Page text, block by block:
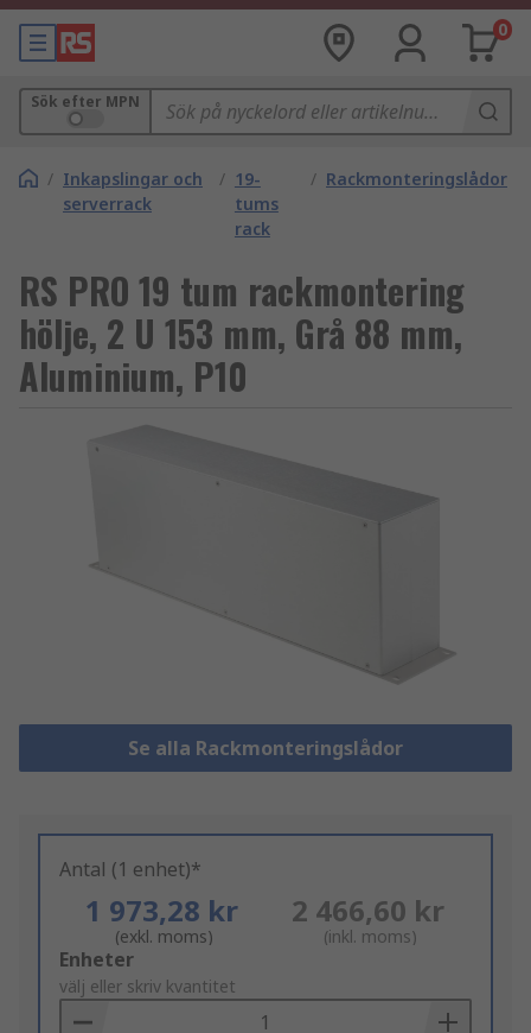
0
Sök efter MPN
/ Inkapslingar och
serverrack
/ 19-
tums
rack
/ Rackmonteringslådor
RS PRO 19 tum rackmontering
hölje, 2 U 153 mm, Grå 88 mm,
Aluminium, P10
Se alla Rackmonteringslådor
Antal (1 enhet)*
1 973,28 kr
(exkl. moms)
2 466,60 kr
(inkl. moms)
Add
to
Basket
Enheter
välj eller skriv kvantitet